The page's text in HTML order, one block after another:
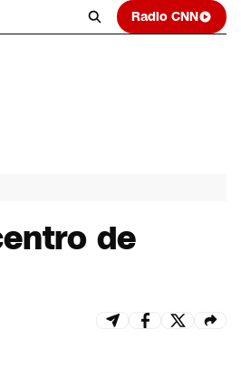
Radio CNN
de